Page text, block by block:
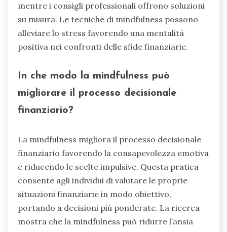
mentre i consigli professionali offrono soluzioni
su misura. Le tecniche di mindfulness possono
alleviare lo stress favorendo una mentalità
positiva nei confronti delle sfide finanziarie.
In che modo la mindfulness può
migliorare il processo decisionale
finanziario?
La mindfulness migliora il processo decisionale
finanziario favorendo la consapevolezza emotiva
e riducendo le scelte impulsive. Questa pratica
consente agli individui di valutare le proprie
situazioni finanziarie in modo obiettivo,
portando a decisioni più ponderate. La ricerca
mostra che la mindfulness può ridurre l’ansia